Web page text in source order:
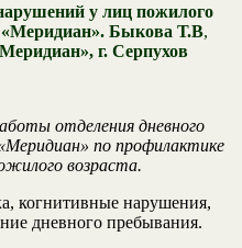
у лиц пожилого
Быкова Т.В,
г. Серпухов
отделения дневного
по профилактике
возраста.
когнитивные нарушения,
дневного пребывания.